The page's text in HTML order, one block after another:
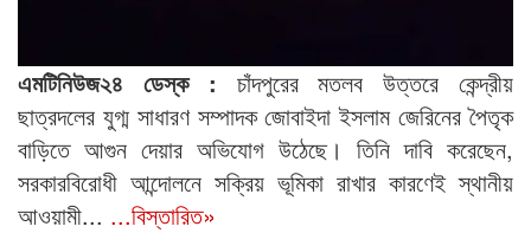
এমটিনিউজ২৪ ডেস্ক : চাঁদপুরের মতলব উত্তরে কেন্দ্রীয়
ছাত্রদলের যুগ্ম সাধারণ সম্পাদক জোবাইদা ইসলাম জেরিনের পৈতৃক
বাড়িতে আগুন দেয়ার অভিযোগ উঠেছে। তিনি দাবি করেছেন,
সরকারবিরোধী আন্দোলনে সক্রিয় ভূমিকা রাখার কারণেই স্থানীয়
আওয়ামী... ...বিস্তারিত»